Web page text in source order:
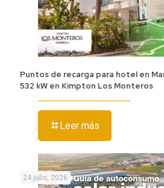
Puntos de recarga para hotel en
532 kW en Kimpton Los Monteros
Leer más
24 julio, 2026